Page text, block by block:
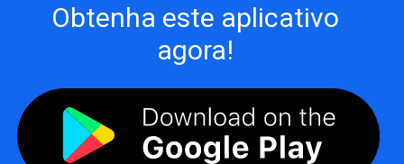
Obtenha este aplicativo
agora!